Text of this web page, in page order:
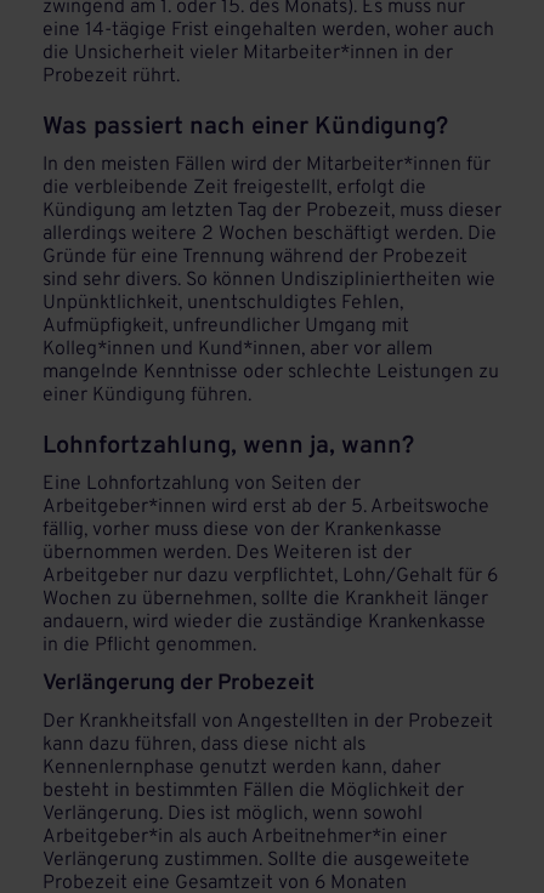
zwingend am 1. oder 15. des Monats). Es muss nur
eine 14-tägige Frist eingehalten werden, woher auch
die Unsicherheit vieler Mitarbeiter*innen in der
Probezeit rührt.
Was passiert nach einer Kündigung?
In den meisten Fällen wird der Mitarbeiter*innen für
die verbleibende Zeit freigestellt, erfolgt die
Kündigung am letzten Tag der Probezeit, muss dieser
allerdings weitere 2 Wochen beschäftigt werden. Die
Gründe für eine Trennung während der Probezeit
sind sehr divers. So können Undiszipliniertheiten wie
Unpünktlichkeit, unentschuldigtes Fehlen,
Aufmüpfigkeit, unfreundlicher Umgang mit
Kolleg*innen und Kund*innen, aber vor allem
mangelnde Kenntnisse oder schlechte Leistungen zu
einer Kündigung führen.
Lohnfortzahlung, wenn ja, wann?
Eine Lohnfortzahlung von Seiten der
Arbeitgeber*innen wird erst ab der 5. Arbeitswoche
fällig, vorher muss diese von der Krankenkasse
übernommen werden. Des Weiteren ist der
Arbeitgeber nur dazu verpflichtet, Lohn/Gehalt für 6
Wochen zu übernehmen, sollte die Krankheit länger
andauern, wird wieder die zuständige Krankenkasse
in die Pflicht genommen.
Verlängerung der Probezeit
Der Krankheitsfall von Angestellten in der Probezeit
kann dazu führen, dass diese nicht als
Kennenlernphase genutzt werden kann, daher
besteht in bestimmten Fällen die Möglichkeit der
Verlängerung. Dies ist möglich, wenn sowohl
Arbeitgeber*in als auch Arbeitnehmer*in einer
Verlängerung zustimmen. Sollte die ausgeweitete
Probezeit eine Gesamtzeit von 6 Monaten